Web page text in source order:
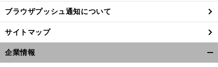
ブラウザプッシュ通知について
サイトマップ
企業情報